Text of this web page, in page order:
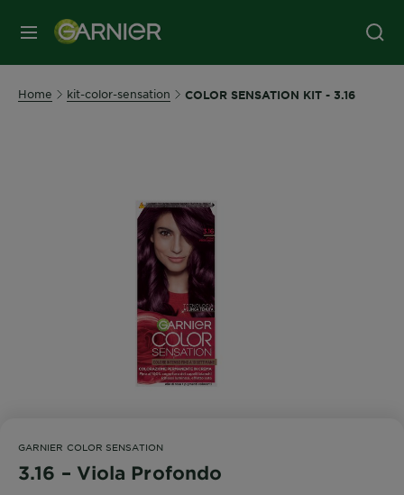
MENU
Home kit-color-sensation COLOR SENSATION KIT - 3.16
GARNIER COLOR SENSATION
3.16 – Viola Profondo